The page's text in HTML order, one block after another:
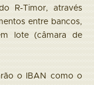
R-Timor, através
entre bancos,
lote (câmara de
o IBAN como o